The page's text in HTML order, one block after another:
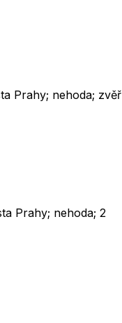
Prahy; nehoda; zvěř
Prahy; nehoda; 2